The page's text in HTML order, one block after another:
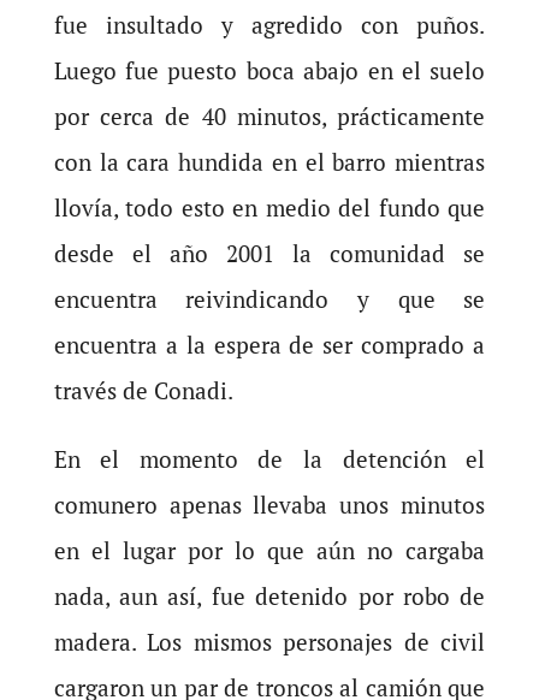
fue insultado y agredido con puños.
Luego fue puesto boca abajo en el suelo
por cerca de 40 minutos, prácticamente
con la cara hundida en el barro mientras
llovía, todo esto en medio del fundo que
desde el año 2001 la comunidad se
encuentra reivindicando y que se
encuentra a la espera de ser comprado a
través de Conadi.
En el momento de la detención el
comunero apenas llevaba unos minutos
en el lugar por lo que aún no cargaba
nada, aun así, fue detenido por robo de
madera. Los mismos personajes de civil
cargaron un par de troncos al camión que